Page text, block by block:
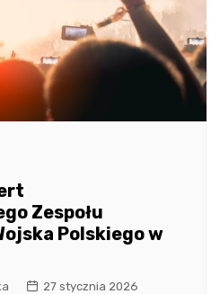
Zespołu
Polskiego w
27 stycznia 2026